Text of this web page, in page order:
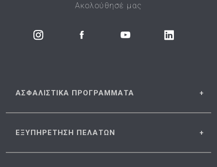
Ακολούθησέ μας
ΑΣΦΑΛΙΣΤΙΚΑ ΠΡΟΓΡΑΜΜΑΤΑ
ΕΞΥΠΗΡΕΤΗΣΗ ΠΕΛΑΤΩΝ